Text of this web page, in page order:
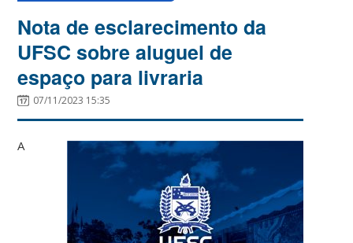
Nota de esclarecimento da
UFSC sobre aluguel de
espaço para livraria
07/11/2023 15:35
A